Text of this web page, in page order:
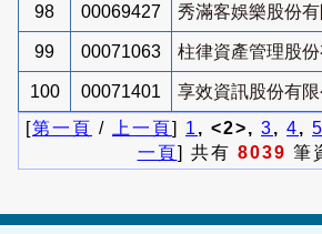
98 00069427 秀滿客娛樂股份有
99 00071063 柱律資產管理股份
100 00071401
享效資訊股份有限
[第一頁 / 上一頁] 1 , <2>, 3, 4, 5
一頁] 共有 8039 筆